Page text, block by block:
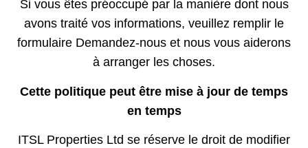
Si vous êtes préoccupé par la manière dont nous
avons traité vos informations, veuillez remplir le
formulaire Demandez-nous et nous vous aiderons
à arranger les choses.
Cette politique peut être mise à jour de temps
en temps
ITSL Properties Ltd se réserve le droit de modifier